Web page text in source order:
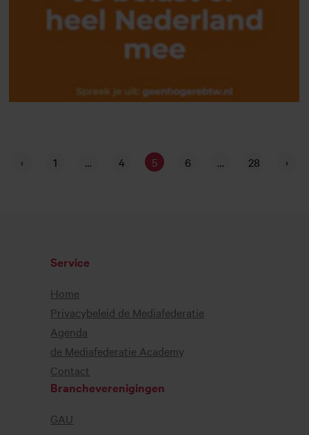
‹ 1 … 4 5 6 … 28 ›
Service
Home
Privacybeleid de Mediafederatie
Agenda
de Mediafederatie Academy
Contact
Brancheverenigingen
GAU